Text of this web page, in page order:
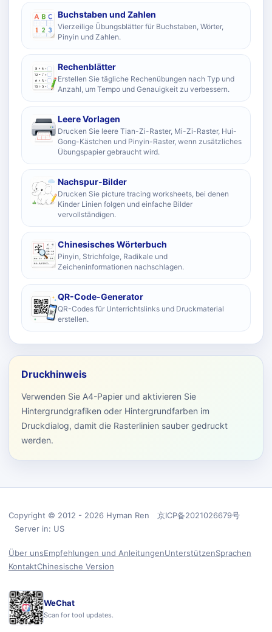
Buchstaben und Zahlen
Vierzeilige Übungsblätter für Buchstaben, Wörter,
Pinyin und Zahlen.
Rechenblätter
Erstellen Sie tägliche Rechenübungen nach Typ und
Anzahl, um Tempo und Genauigkeit zu verbessern.
Leere Vorlagen
Drucken Sie leere Tian-Zi-Raster, Mi-Zi-Raster, Hui-
Gong-Kästchen und Pinyin-Raster, wenn zusätzliches
Übungspapier gebraucht wird.
Nachspur-Bilder
Drucken Sie picture tracing worksheets, bei denen
Kinder Linien folgen und einfache Bilder
vervollständigen.
Chinesisches Wörterbuch
Pinyin, Strichfolge, Radikale und
Zeicheninformationen nachschlagen.
QR-Code-Generator
QR-Codes für Unterrichtslinks und Druckmaterial
erstellen.
Druckhinweis
Verwenden Sie A4-Papier und aktivieren Sie
Hintergrundgrafiken oder Hintergrundfarben im
Druckdialog, damit die Rasterlinien sauber gedruckt
werden.
Copyright © 2012 - 2026 Hyman Ren 京ICP备2021026679号
Server in: US
Über unsEmpfehlungen und AnleitungenUnterstützenSprachen
KontaktChinesische Version
WeChat
Scan for tool updates.